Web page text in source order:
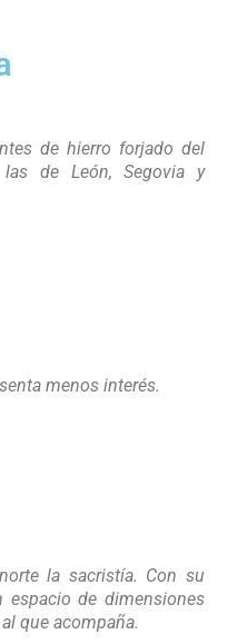
de hierro forjado del
de León, Segovia y
menos interés.
la sacristía. Con su
espacio de dimensiones
que acompaña.